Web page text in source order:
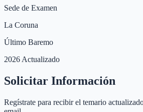
Sede de Examen
La Coruna
Último Baremo
2026 Actualizado
Solicitar Información
Regístrate para recibir el temario